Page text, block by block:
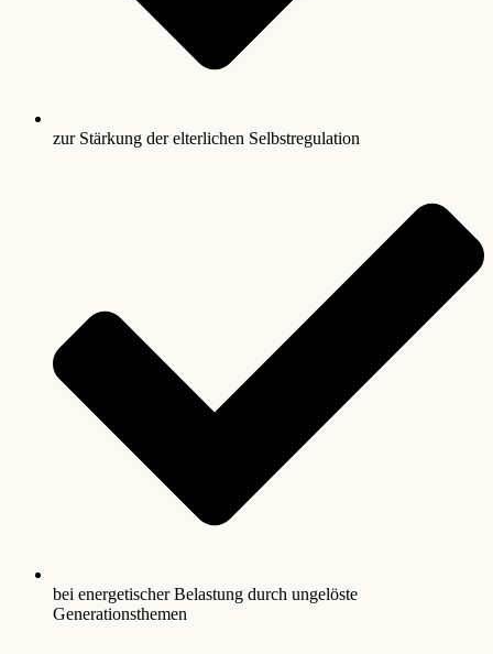
zur Stärkung der elterlichen Selbstregulation
bei energetischer Belastung durch ungelöste
Generationsthemen